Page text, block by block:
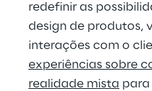
redefinir as
design de produtos,
interações com o
experiências sobre
realidade mista para